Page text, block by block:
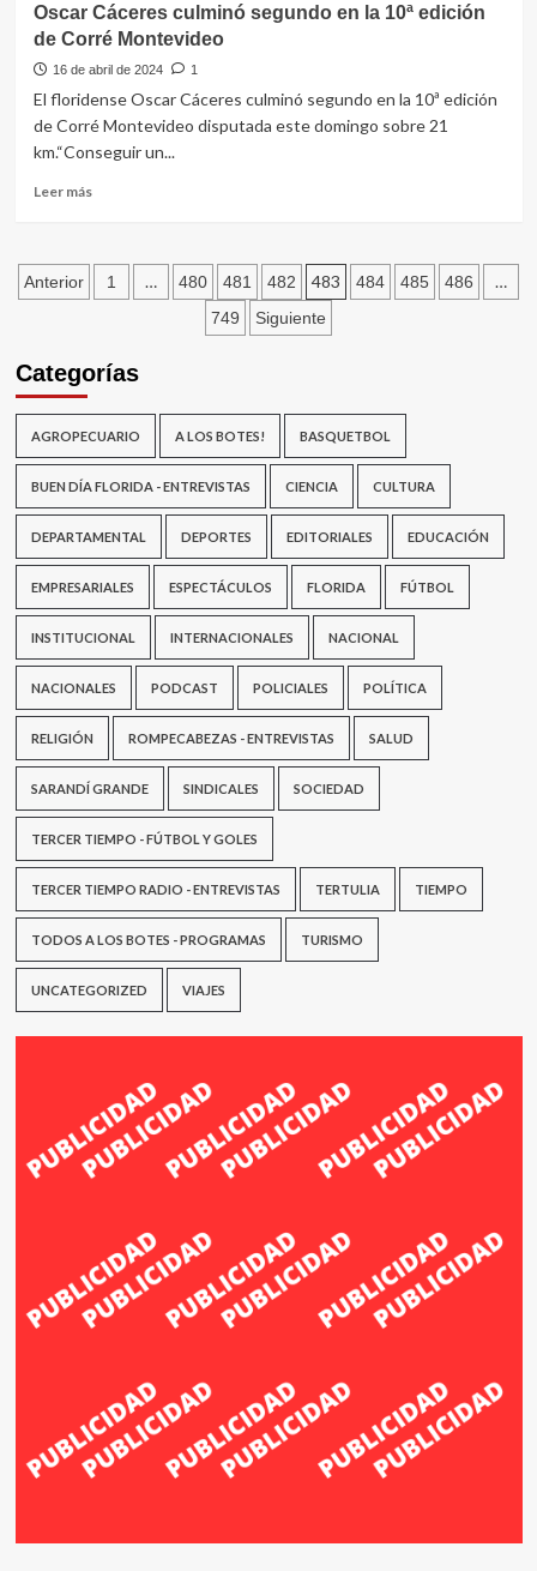
Maciel
y
Pintado
preparativos
de
cara
Copa
Nacional
Oscar Cáceres culminó segundo en la 10ª edición
de Corré Montevideo
16 de abril de 2024 1
El floridense Oscar Cáceres culminó segundo en la 10ª edición
de Corré Montevideo disputada este domingo sobre 21
km.“Conseguir un...
Leer másLeer
Cáceres
culminó
la
edición
de
Corré
Montevideo
Paginación
entradas
Anterior 1 … 480 481 482 483 484 485 486 …
749 Siguiente
Categorías
AGROPECUARIO A LOS BOTES! BASQUETBOL
BUEN DÍA FLORIDA - ENTREVISTAS CIENCIA CULTURA
DEPARTAMENTAL DEPORTES EDITORIALES EDUCACIÓN
EMPRESARIALES ESPECTÁCULOS FLORIDA FÚTBOL
INSTITUCIONAL INTERNACIONALES NACIONAL
NACIONALES PODCAST POLICIALES POLÍTICA
RELIGIÓN ROMPECABEZAS - ENTREVISTAS SALUD
SARANDÍ GRANDE SINDICALES SOCIEDAD
TERCER TIEMPO - FÚTBOL Y GOLES
TERCER TIEMPO RADIO - ENTREVISTAS TERTULIA TIEMPO
TODOS A LOS BOTES - PROGRAMAS TURISMO
UNCATEGORIZED VIAJES